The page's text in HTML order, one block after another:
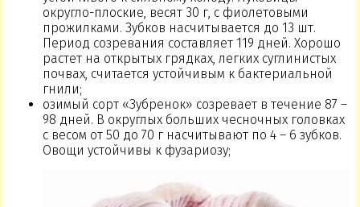
округло-плоские, весят 30 г, с фиолетовыми
прожилками. Зубков насчитывается до 13 шт.
Период созревания составляет 119 дней. Хорошо
растет на открытых грядках, легких суглинистых
почвах, считается устойчивым к бактериальной
гнили;
озимый сорт «Зубренок» созревает в течение 87 –
98 дней. В округлых больших чесночных головках
с весом от 50 до 70 г насчитывают по 4 – 6 зубков.
Овощи устойчивы к фузариозу;